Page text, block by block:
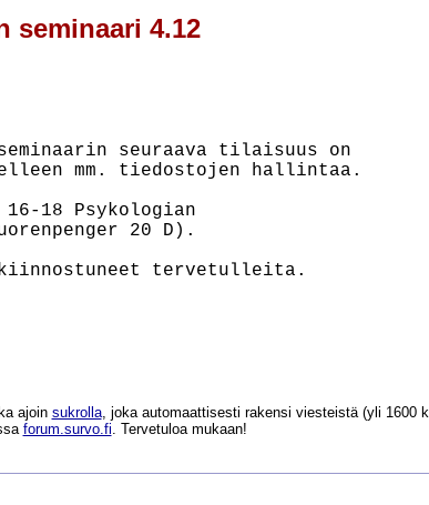
seminaari 4.12
seuraava tilaisuus on
mm. tiedostojen hallintaa.
18 Psykologian
20 D).
tervetulleita.
ajoin sukrolla, joka automaattisesti rakensi viesteistä (yli 1600
forum.survo.fi. Tervetuloa mukaan!